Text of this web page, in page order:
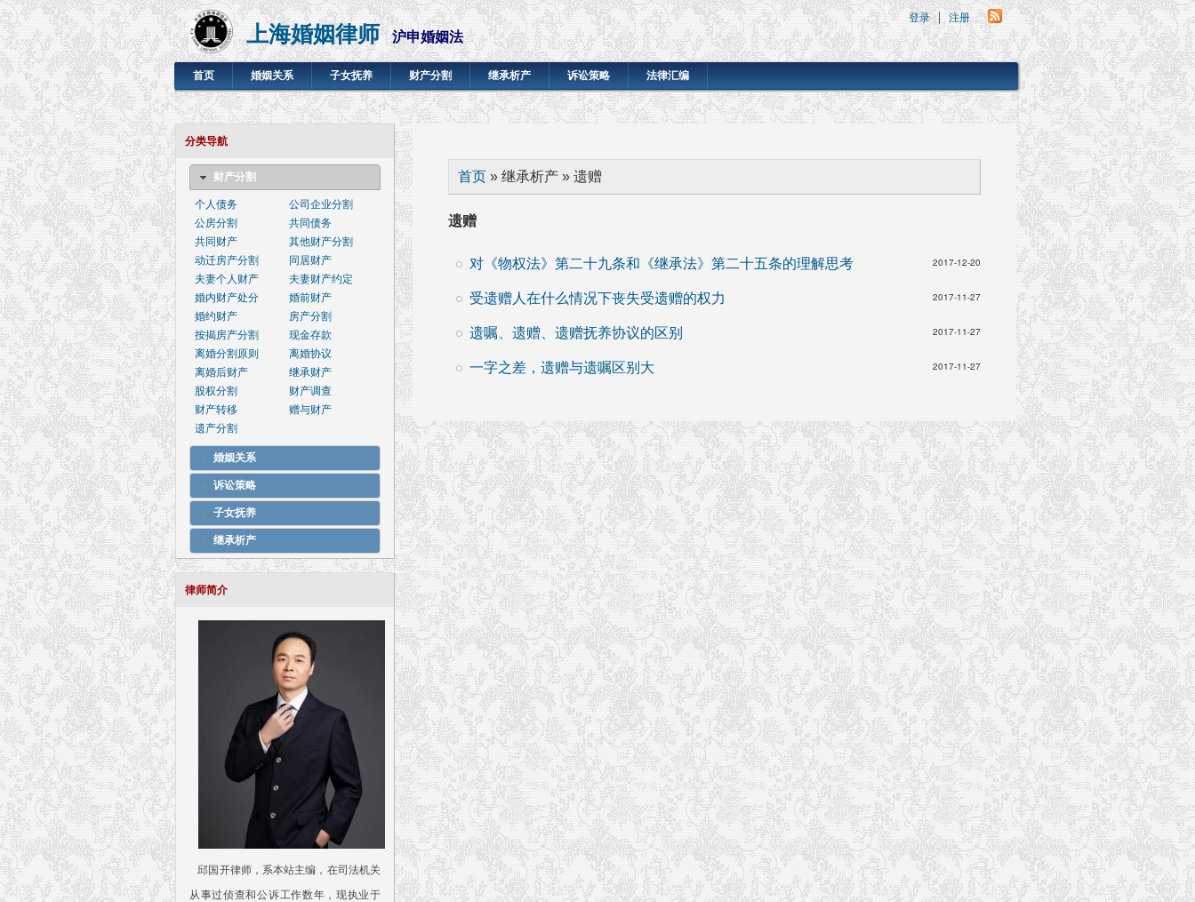
上海婚姻律师 沪申婚姻法
登录 注册
首页 婚姻关系 子女抚养 财产分割 继承析产 诉讼策略 法律汇编
分类导航
财产分割
个人债务
公司企业分割
公房分割
共同债务
共同财产
其他财产分割
动迁房产分割
同居财产
夫妻个人财产
夫妻财产约定
婚内财产处分
婚前财产
婚约财产
房产分割
按揭房产分割
现金存款
离婚分割原则
离婚协议
离婚后财产
继承财产
股权分割
财产调查
财产转移
赠与财产
遗产分割
婚姻关系
诉讼策略
子女抚养
继承析产
律师简介
邱国开律师，系本站主编，在司法机关
从事过侦查和公诉工作数年，现执业于
你在这里
首页 » 继承析产 » 遗赠
遗赠
对《物权法》第二十九条和《继承法》第二十五条的理解思考 2017-12-20
受遗赠人在什么情况下丧失受遗赠的权力 2017-11-27
遗嘱、遗赠、遗赠抚养协议的区别 2017-11-27
一字之差，遗赠与遗嘱区别大 2017-11-27